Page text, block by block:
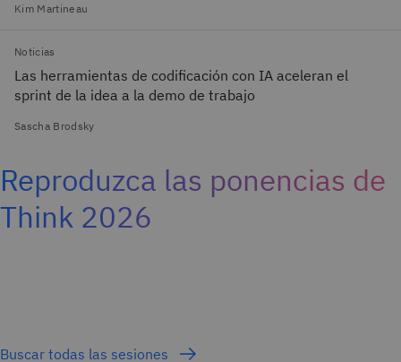
Kim Martineau
Noticias
Las herramientas de codificación con IA aceleran el
sprint de la idea a la demo de trabajo
Sascha Brodsky
Reproduzca las ponencias de
Think 2026
Buscar todas las sesiones